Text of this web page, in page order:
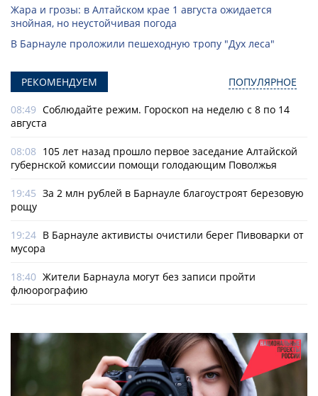
Жара и грозы: в Алтайском крае 1 августа ожидается
знойная, но неустойчивая погода
В Барнауле проложили пешеходную тропу "Дух леса"
РЕКОМЕНДУЕМ ПОПУЛЯРНОЕ
08:49 Соблюдайте режим. Гороскоп на неделю с 8 по 14
августа
08:08 105 лет назад прошло первое заседание Алтайской
губернской комиссии помощи голодающим Поволжья
19:45 За 2 млн рублей в Барнауле благоустроят березовую
рощу
19:24 В Барнауле активисты очистили берег Пивоварки от
мусора
18:40 Жители Барнаула могут без записи пройти
флюорографию